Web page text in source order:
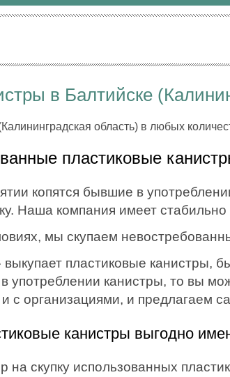
в Балтийске
область) в любых
пластиковые
копятся бывшие в
Наша компания имеет
мы скупаем
пластиковые канистры,
употреблении канистры, то вы
с организациями, и предлагаем
канистры выгодно
на скупку использованных